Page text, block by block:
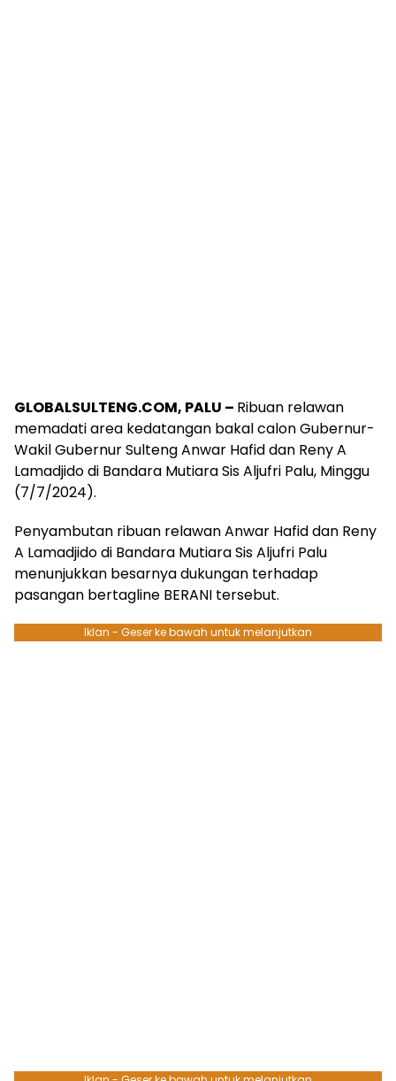
GLOBALSULTENG.COM, PALU – Ribuan relawan
memadati area kedatangan bakal calon Gubernur-
Wakil Gubernur Sulteng Anwar Hafid dan Reny A
Lamadjido di Bandara Mutiara Sis Aljufri Palu, Minggu
(7/7/2024).
Penyambutan ribuan relawan Anwar Hafid dan Reny
A Lamadjido di Bandara Mutiara Sis Aljufri Palu
menunjukkan besarnya dukungan terhadap
pasangan bertagline BERANI tersebut.
Iklan - Geser ke bawah untuk melanjutkan